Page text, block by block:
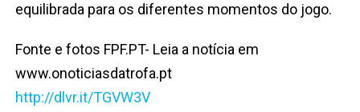
equilibrada para os diferentes momentos do jogo.
Fonte e fotos FPF.PT- Leia a notícia em
www.onoticiasdatrofa.pt
http://dlvr.it/TGVW3V